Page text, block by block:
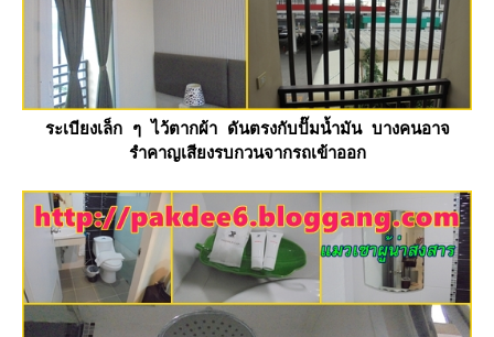
ระเบียงเล็ก ๆ ไว้ตากผ้า ดันตรงกับปั๊มน้ำมัน บางคนอาจ
รำคาญเสียงรบกวนจากรถเข้าออก